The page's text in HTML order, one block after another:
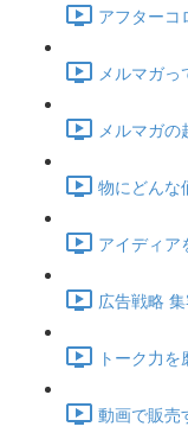
アフターコ
メルマガ
メルマガ
物にどんな
アイディア
広告戦略
トーク力
動画で販売